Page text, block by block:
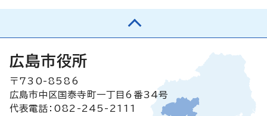
広島市役所
〒730-8586
広島市中区国泰寺町一丁目6番34号
代表電話：082-245-2111